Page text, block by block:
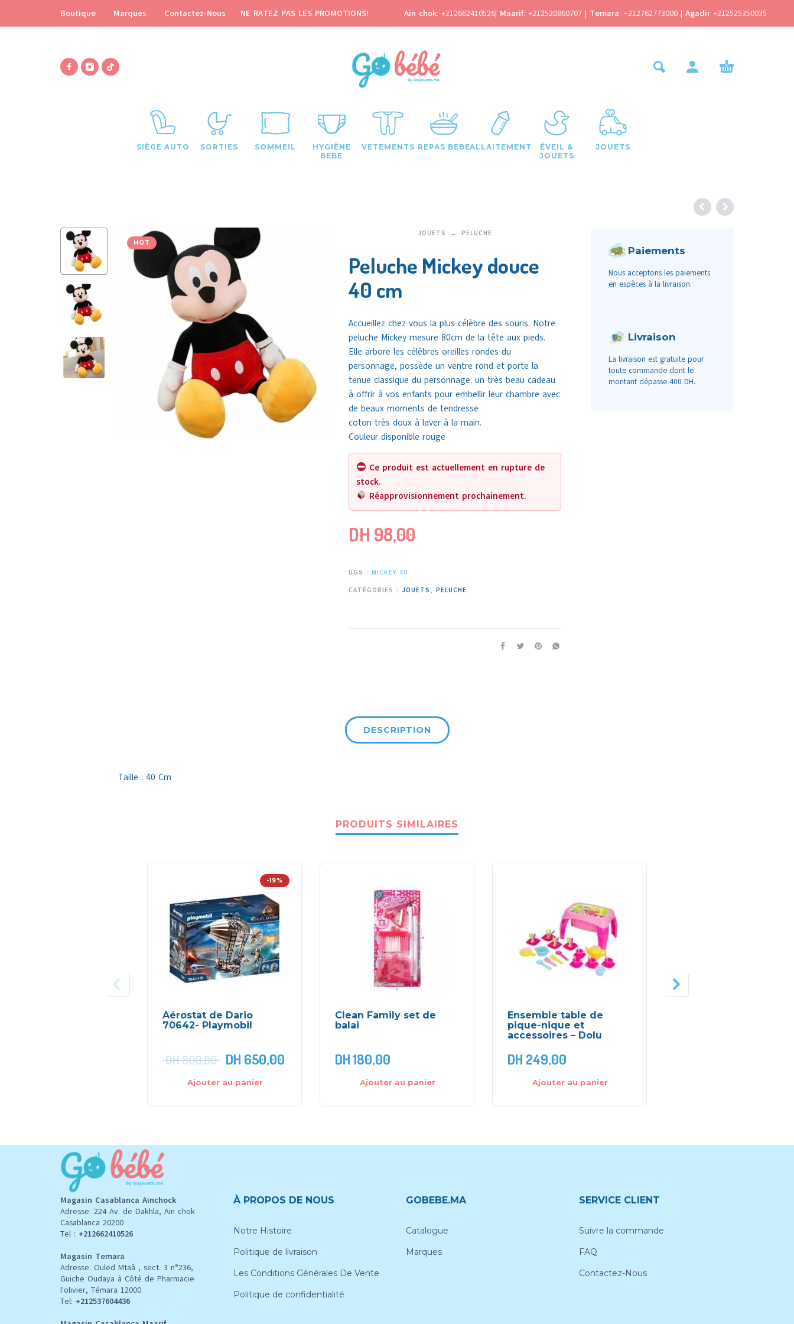
Boutique Marques Contactez-Nous NE RATEZ PAS LES PROMOTIONS! Ain chok: +212662410526| Maarif: +212520860707 | Temara: +212762773000 | Agadir +212525350035
SIÈGE AUTO SORTIES SOMMEIL
HYGIÈNE
BEBE
VETEMENTS REPAS BEBEALLAITEMENT
ÉVEIL &
JOUETS
JOUETS
HOT
JOUETS PELUCHE
Peluche Mickey douce
40 cm
Accueillez chez vous la plus célèbre des souris. Notre
peluche Mickey mesure 80cm de la tête aux pieds.
Elle arbore les célèbres oreilles rondes du
personnage, possède un ventre rond et porte la
tenue classique du personnage. un très beau cadeau
à offrir à vos enfants pour embellir leur chambre avec
de beaux moments de tendresse
coton très doux à laver à la main.
Couleur disponible rouge
Ce produit est actuellement en rupture de
stock.
Réapprovisionnement prochainement.
DH 98,00
UGS : MICKEY 40
CATÉGORIES : JOUETS , PELUCHE
Paiements
Nous acceptons les paiements
en espèces à la livraison.
Livraison
La livraison est gratuite pour
toute commande dont le
montant dépasse 400 DH.
DESCRIPTION
Taille : 40 Cm
PRODUITS SIMILAIRES
-19%
Aérostat de Dario
70642- Playmobil
DH800,00 DH 650,00
Ajouter au panier
Clean Family set de
balai
DH180,00
Ajouter au panier
Ensemble table de
pique-nique et
accessoires – Dolu
DH 249,00
Ajouter au panier
Magasin Casablanca Ainchock
Adresse: 224 Av. de Dakhla, Ain chok
Casablanca 20200
Tel : +212662410526
Magasin Temara
Adresse: Ouled Mtaâ , sect. 3 n°236,
Guiche Oudaya à Côté de Pharmacie
l'olivier, Témara 12000
Tel: +212537604436
À PROPOS DE NOUS
Notre Histoire
Politique de livraison
Les Conditions Générales De Vente
Politique de confidentialité
GOBEBE.MA
Catalogue
Marques
SERVICE CLIENT
Suivre la commande
FAQ
Contactez-Nous